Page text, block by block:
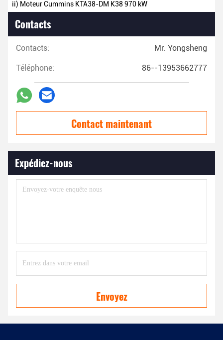
ii) Moteur Cummins KTA38-DM K38 970 kW
Contacts
Contacts: Mr. Yongsheng
Téléphone: 86--13953662777
Contact maintenant
Expédiez-nous
Envoyez